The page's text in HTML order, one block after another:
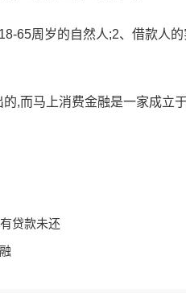
65周岁的自然人;2、借款人
,而马上消费金融是一家成立
贷款未还